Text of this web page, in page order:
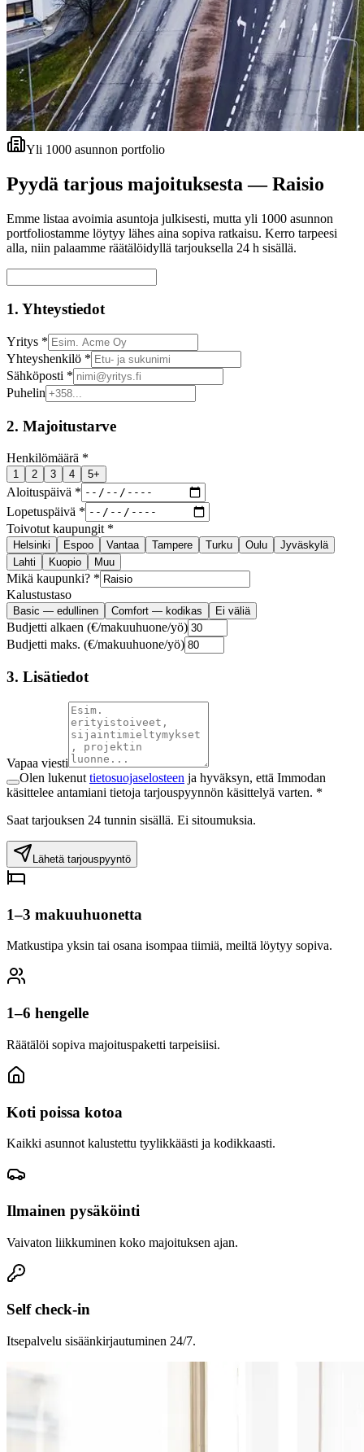
Yli 1000 asunnon portfolio
Pyydä tarjous majoituksesta —Raisio
Emme listaa avoimia asuntoja julkisesti, mutta yli 1000 asunnon
portfoliostamme löytyy lähes aina sopiva ratkaisu. Kerro tarpeesi
alla, niin palaamme räätälöidyllä tarjouksella 24 h sisällä.
1. Yhteystiedot
Yritys *
Yhteyshenkilö *
Sähköposti *
Puhelin
2. Majoitustarve
Henkilömäärä *
1 2 3 4 5+
Aloituspäivä *
Lopetuspäivä *
Toivotut kaupungit *
Helsinki Espoo Vantaa Tampere Turku Oulu
Jyväskylä
Lahti
Kuopio Muu
Mikä kaupunki? *
Kalustustaso
Basic — edullinen Comfort — kodikas Ei väliä
Budjetti alkaen (€/makuuhuone/yö)
Budjetti maks. (€/makuuhuone/yö)
3. Lisätiedot
Vapaa viesti
Olen lukenut tietosuojaselosteen ja hyväksyn, että Immodan
käsittelee antamiani tietoja tarjouspyynnön käsittelyä varten. *
Saat tarjouksen 24 tunnin sisällä. Ei sitoumuksia.
Lähetä tarjouspyyntö
1–3 makuuhuonetta
Matkustipa yksin tai osana isompaa tiimiä, meiltä löytyy sopiva.
1–6 hengelle
Räätälöi sopiva majoituspaketti tarpeisiisi.
Koti poissa kotoa
Kaikki asunnot kalustettu tyylikkäästi ja kodikkaasti.
Ilmainen pysäköinti
Vaivaton liikkuminen koko majoituksen ajan.
Self check-in
Itsepalvelu sisäänkirjautuminen 24/7.